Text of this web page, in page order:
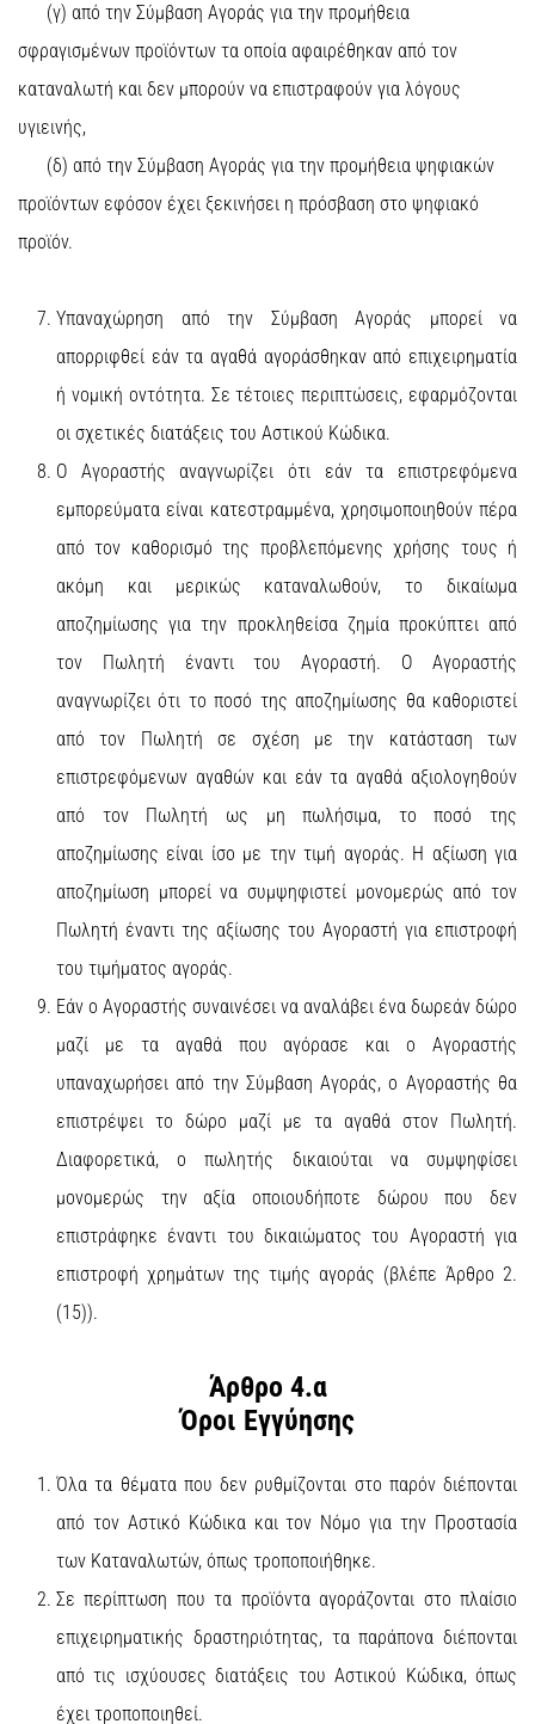
(γ) από την Σύμβαση Αγοράς για την προμήθεια
σφραγισμένων προϊόντων τα οποία αφαιρέθηκαν από τον
καταναλωτή και δεν μπορούν να επιστραφούν για λόγους
υγιεινής,
(δ) από την Σύμβαση Αγοράς για την προμήθεια ψηφιακών
προϊόντων εφόσον έχει ξεκινήσει η πρόσβαση στο ψηφιακό
προϊόν.
Υπαναχώρηση από την Σύμβαση Αγοράς μπορεί να
απορριφθεί εάν τα αγαθά αγοράσθηκαν από επιχειρηματία
ή νομική οντότητα. Σε τέτοιες περιπτώσεις, εφαρμόζονται
οι σχετικές διατάξεις του Αστικού Κώδικα.
Ο Αγοραστής αναγνωρίζει ότι εάν τα επιστρεφόμενα
εμπορεύματα είναι κατεστραμμένα, χρησιμοποιηθούν πέρα
από τον καθορισμό της προβλεπόμενης χρήσης τους ή
ακόμη και μερικώς καταναλωθούν, το δικαίωμα
αποζημίωσης για την προκληθείσα ζημία προκύπτει από
τον Πωλητή έναντι του Αγοραστή. Ο Αγοραστής
αναγνωρίζει ότι το ποσό της αποζημίωσης θα καθοριστεί
από τον Πωλητή σε σχέση με την κατάσταση των
επιστρεφόμενων αγαθών και εάν τα αγαθά αξιολογηθούν
από τον Πωλητή ως μη πωλήσιμα, το ποσό της
αποζημίωσης είναι ίσο με την τιμή αγοράς. Η αξίωση για
αποζημίωση μπορεί να συμψηφιστεί μονομερώς από τον
Πωλητή έναντι της αξίωσης του Αγοραστή για επιστροφή
του τιμήματος αγοράς.
Εάν ο Αγοραστής συναινέσει να αναλάβει ένα δωρεάν δώρο
μαζί με τα αγαθά που αγόρασε και ο Αγοραστής
υπαναχωρήσει από την Σύμβαση Αγοράς, ο Αγοραστής θα
επιστρέψει το δώρο μαζί με τα αγαθά στον Πωλητή.
Διαφορετικά, ο πωλητής δικαιούται να συμψηφίσει
μονομερώς την αξία οποιουδήποτε δώρου που δεν
επιστράφηκε έναντι του δικαιώματος του Αγοραστή για
επιστροφή χρημάτων της τιμής αγοράς (βλέπε Άρθρο 2.
(15)).
Άρθρο 4.α
Όροι Εγγύησης
Όλα τα θέματα που δεν ρυθμίζονται στο παρόν διέπονται
από τον Αστικό Κώδικα και τον Νόμο για την Προστασία
των Καταναλωτών, όπως τροποποιήθηκε.
Σε περίπτωση που τα προϊόντα αγοράζονται στο πλαίσιο
επιχειρηματικής δραστηριότητας, τα παράπονα διέπονται
από τις ισχύουσες διατάξεις του Αστικού Κώδικα, όπως
έχει τροποποιηθεί.